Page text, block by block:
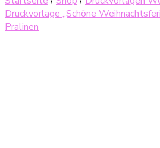
Druckvorlage „Schöne
Pralinen